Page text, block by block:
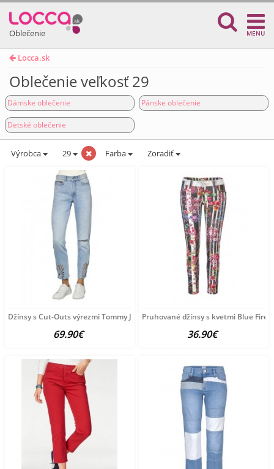
Oblečenie MENU
Locca.sk
Oblečenie veľkosť 29
Dámske oblečenie Pánske oblečenie
Detské oblečenie
Výrobca 29 Farba Zoradiť
Džínsy s Cut-Outs výrezmi Tommy Jeans, modré
69.90€
Pruhované džínsy s kvetmi Blue Fire
36.90€